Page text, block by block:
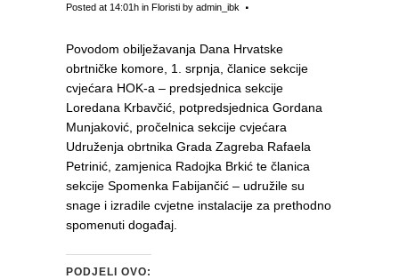
Posted at 14:01h in Floristi by admin_ibk
Povodom obilježavanja Dana Hrvatske
obrtničke komore, 1. srpnja, članice sekcije
cvjećara HOK-a – predsjednica sekcije
Loredana Krbavčić, potpredsjednica Gordana
Munjaković, pročelnica sekcije cvjećara
Udruženja obrtnika Grada Zagreba Rafaela
Petrinić, zamjenica Radojka Brkić te članica
sekcije Spomenka Fabijančić – udružile su
snage i izradile cvjetne instalacije za prethodno
spomenuti događaj.
PODJELI OVO: